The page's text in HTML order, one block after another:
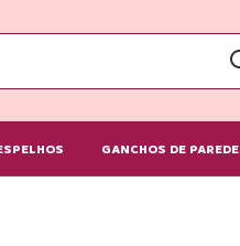
GANCHOS DE PAREDE